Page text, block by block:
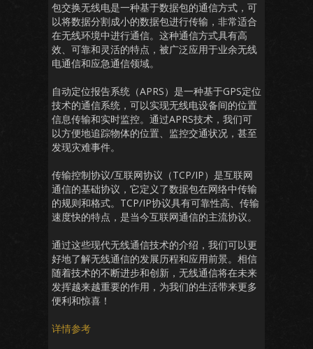
包交换无线电是一种基于数据包的通信方式，可
以将数据分割成小的数据包进行传输，非常适合
在无线环境中进行通信。这种通信方式具有高
效、可靠和灵活的特点，被广泛应用于业余无线
电通信和应急通信领域。
自动定位报告系统（APRS）是一种基于GPS定位
技术的通信系统，可以实现无线电设备间的位置
信息传输和实时监控。通过APRS技术，我们可
以方便地追踪物体的位置、监控交通状况，甚至
发现灾难事件。
传输控制协议/互联网协议（TCP/IP）是互联网
通信的基础协议，它定义了数据包在网络中传输
的规则和格式。TCP/IP协议具有可靠性高、传输
速度快的特点，是当今互联网通信的主流协议。
通过这些现代无线通信技术的介绍，我们可以更
好地了解无线通信的发展历程和应用前景。相信
随着技术的不断进步和创新，无线通信将在未来
发挥越来越重要的作用，为我们的生活带来更多
便利和惊喜！
详情参考